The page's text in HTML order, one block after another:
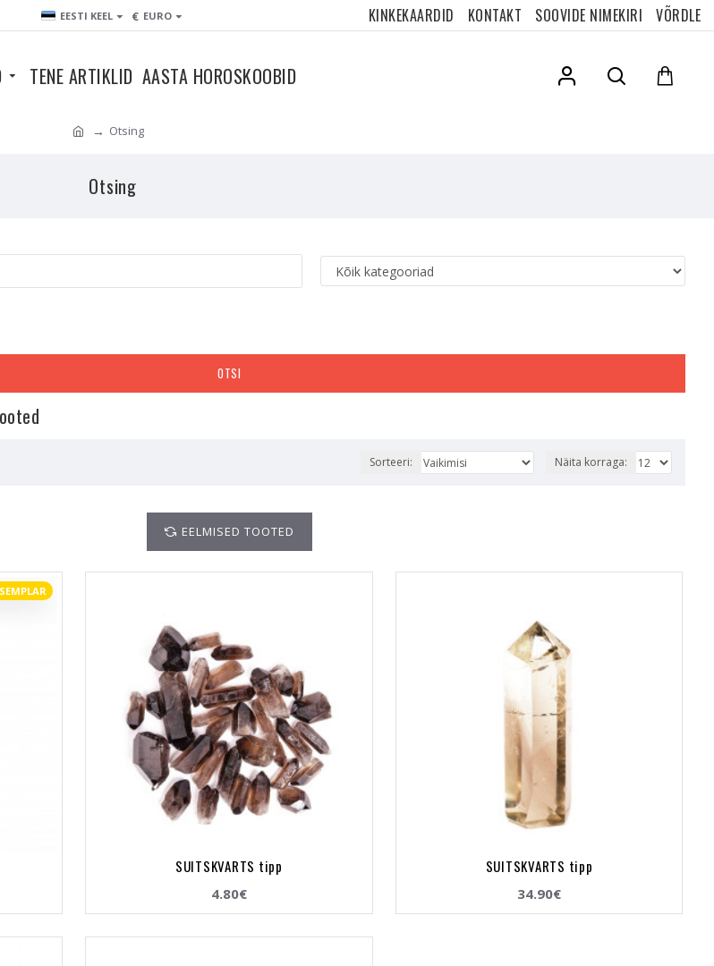
EESTI KEEL € EURO KINKEKAARDID KONTAKT SOOVIDE NIMEKIRI VÕRDLE
TENE ARTIKLID AASTA HOROSKOOBID
Otsing
Otsing
OTSI
Sorteeri: Näita korraga:
EELMISED TOOTED
SUITSKVARTS tipp
4.80€
SUITSKVARTS tipp
34.90€